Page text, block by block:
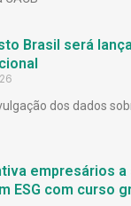
Brasil será
dos dados
empresários a
ESG com curso